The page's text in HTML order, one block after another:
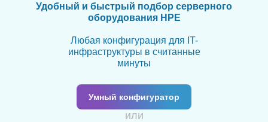
Удобный и быстрый подбор серверного
оборудования HPE
Любая конфигурация для IT-
инфраструктуры в считанные
минуты
Умный конфигуратор
или